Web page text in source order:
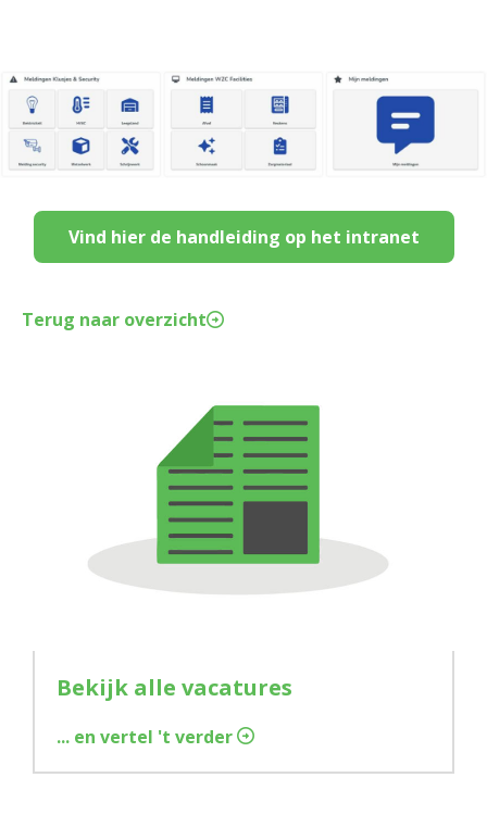
Vind hier de handleiding op het intranet
Terug naar overzicht
Bekijk alle vacatures
... en vertel 't verder